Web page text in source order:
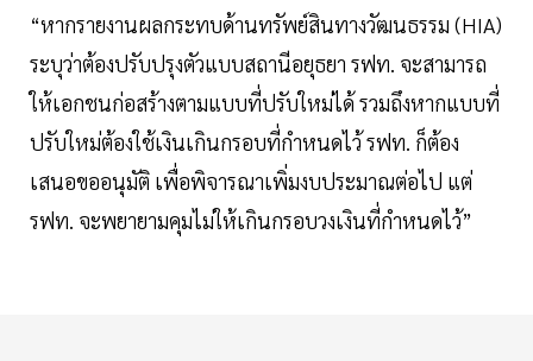
“หากรายงานผลกระทบด้านทรัพย์สินทางวัฒนธรรม (HIA)
ระบุว่าต้องปรับปรุงตัวแบบสถานีอยุธยา รฟท. จะสามารถ
ให้เอกชนก่อสร้างตามแบบที่ปรับใหม่ได้ รวมถึงหากแบบที่
ปรับใหม่ต้องใช้เงินเกินกรอบที่กำหนดไว้ รฟท. ก็ต้อง
เสนอขออนุมัติ เพื่อพิจารณาเพิ่มงบประมาณต่อไป แต่
รฟท. จะพยายามคุมไม่ให้เกินกรอบวงเงินที่กำหนดไว้”